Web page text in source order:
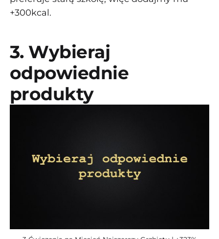
+300kcal.
3. Wybieraj
odpowiednie
produkty